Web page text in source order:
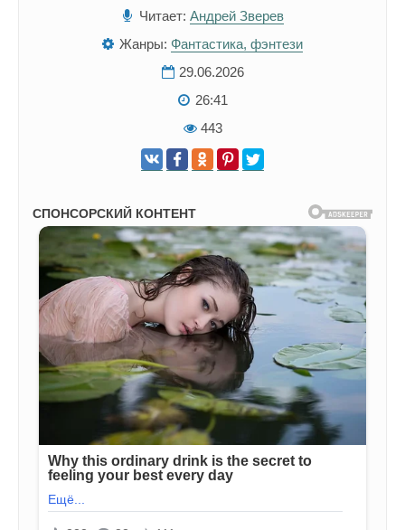
Читает: Андрей Зверев
Жанры: Фантастика, фэнтези
29.06.2026
26:41
443